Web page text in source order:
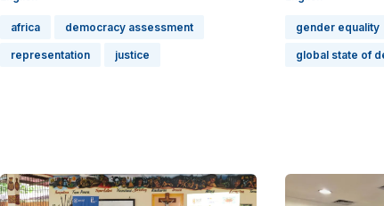
africa democracy assessment
representation justice
gender equality
global state of